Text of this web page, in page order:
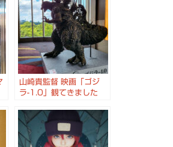
山崎貴監督 映画「ゴジ
ラ-1.0」観てきました